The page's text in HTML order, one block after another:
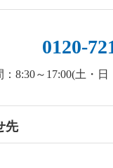
0120-
：8:30～17:00(土・
先